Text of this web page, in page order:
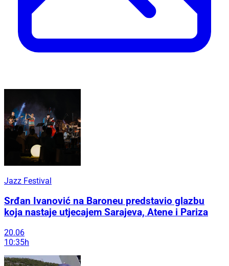
Jazz Festival
Srđan Ivanović na Baroneu predstavio glazbu
koja nastaje utjecajem Sarajeva, Atene i Pariza
20.06
10:35h